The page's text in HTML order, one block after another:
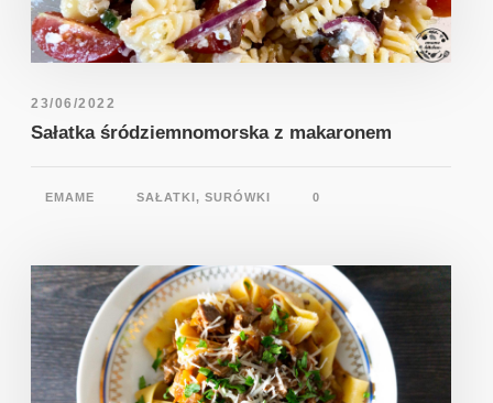
23/06/2022
Sałatka śródziemnomorska z makaronem
EMAME SAŁATKI, SURÓWKI 0